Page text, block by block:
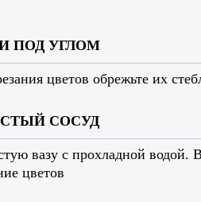
ПОД УГЛОМ
цветов обрежьте их
СОСУД
вазу с прохладной водой.
цветов